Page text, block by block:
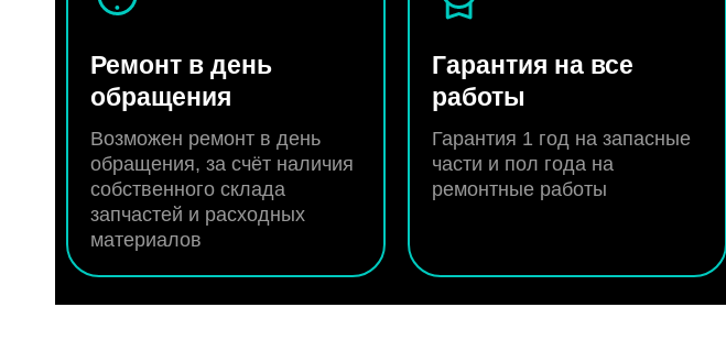
Ремонт в день
обращения
Возможен ремонт в день
обращения, за счёт наличия
собственного склада
запчастей и расходных
материалов
Гарантия на все
работы
Гарантия 1 год на запасные
части и пол года на
ремонтные работы